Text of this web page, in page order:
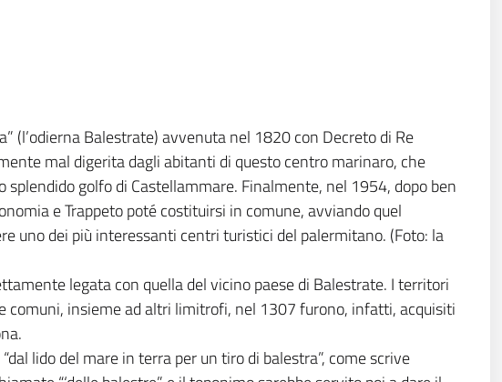
(l’odierna Balestrate) avvenuta nel 1820 con Decreto di Re
mal digerita dagli abitanti di questo centro marinaro, che
golfo di Castellammare. Finalmente, nel 1954, dopo ben
e Trappeto poté costituirsi in comune, avviando quel
uno dei più interessanti centri turistici del palermitano. (Foto: la
legata con quella del vicino paese di Balestrate. I territori
comuni, insieme ad altri limitrofi, nel 1307 furono, infatti, acquisiti
lido del mare in terra per un tiro di balestra”, come scrive